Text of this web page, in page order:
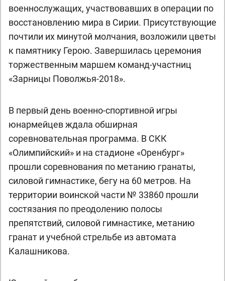
военнослужащих, участвовавших в операции по
восстановлению мира в Сирии. Присутствующие
почтили их минутой молчания, возложили цветы
к памятнику Герою. Завершилась церемония
торжественным маршем команд-участниц
«Зарницы Поволжья-2018».
В первый день военно-спортивной игры
юнармейцев ждала обширная
соревновательная программа. В СКК
«Олимпийский» и на стадионе «Оренбург»
прошли соревнования по метанию гранаты,
силовой гимнастике, бегу на 60 метров. На
территории воинской части № 33860 прошли
состязания по преодолению полосы
препятствий, силовой гимнастике, метанию
гранат и учебной стрельбе из автомата
Калашникова.